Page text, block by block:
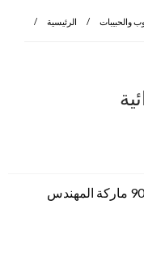
الرئيسية والحبيبات
ماكينات تغليف المواد الغذائية موديل 905 ماركة المهندس